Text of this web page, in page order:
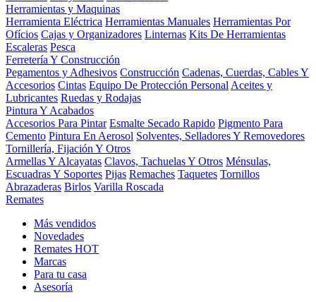
Herramientas y Maquinas
Herramienta Eléctrica Herramientas Manuales Herramientas Por
Ofícios Cajas y Organizadores Linternas Kits De Herramientas
Escaleras Pesca
Ferretería Y Construcción
Pegamentos y Adhesivos Construcción Cadenas, Cuerdas, Cables Y
Accesorios Cintas Equipo De Protección Personal Aceites y
Lubricantes Ruedas y Rodajas
Pintura Y Acabados
Accesorios Para Pintar Esmalte Secado Rapido Pigmento Para
Cemento Pintura En Aerosol Solventes, Selladores Y Removedores
Tornillería, Fijación Y Otros
Armellas Y Alcayatas Clavos, Tachuelas Y Otros Ménsulas,
Escuadras Y Soportes Pijas Remaches Taquetes Tornillos
Abrazaderas Birlos Varilla Roscada
Remates
Más vendidos
Novedades
Remates HOT
Marcas
Para tu casa
Asesoría